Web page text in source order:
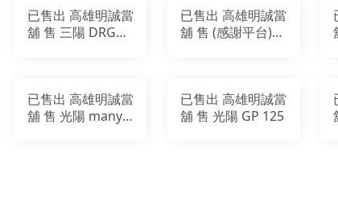
已售出 高雄明誠當
舖 售 三陽 DRG
已售出 高雄明誠當
舖 售 (感謝平台)
已售出 高雄明誠當
舖 售 光陽 many
已售出 高雄明誠當
舖 售 光陽 GP 125